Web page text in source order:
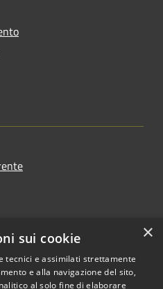
×
sui cookie
tecnici e assimilati strettamente
e alla navigazione del sito,
al solo fine di elaborare